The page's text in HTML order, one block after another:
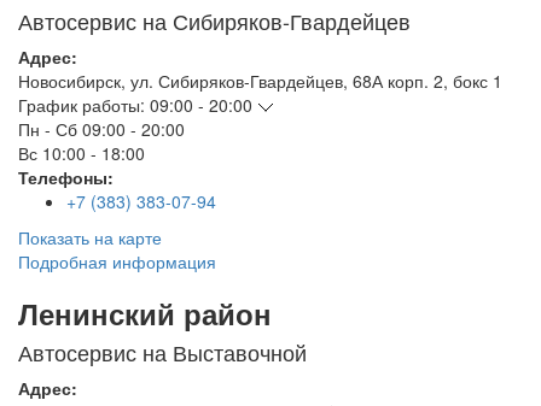
Автосервис на Сибиряков-Гвардейцев
Адрес:
Новосибирск, ул. Сибиряков-Гвардейцев, 68А корп. 2, бокс 1
График работы: 09:00 - 20:00
Пн - Сб 09:00 - 20:00
Вс 10:00 - 18:00
Телефоны:
+7 (383) 383-07-94
Показать на карте
Подробная информация
Ленинский район
Автосервис на Выставочной
Адрес: